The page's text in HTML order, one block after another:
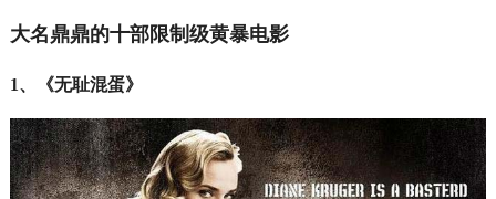
大名鼎鼎的十部限制级黄暴电影
1、《无耻混蛋》